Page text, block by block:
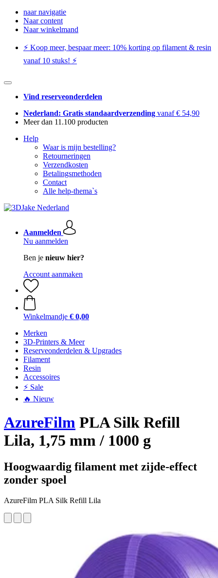
naar navigatie
Naar content
Naar winkelmand
⚡️ Koop meer, bespaar meer: ​​10% korting op filament & resin
vanaf 10 stuks! ⚡️
Vind reserveonderdelen
Nederland: Gratis standaardverzending vanaf € 54,90
Meer dan 11.100 producten
Help
Waar is mijn bestelling?
Retourneringen
Verzendkosten
Betalingsmethoden
Contact
Alle help-thema`s
Aanmelden
Nu aanmelden
Ben je nieuw hier?
Account aanmaken
Winkelmandje € 0,00
Merken
3D-Printers & Meer
Reserveonderdelen & Upgrades
Filament
Resin
Accessoires
⚡ Sale
🔥 Nieuw
AzureFilm PLA Silk Refill
Lila, 1,75 mm / 1000 g
Hoogwaardig filament met zijde-effect
zonder spoel
AzureFilm PLA Silk Refill Lila